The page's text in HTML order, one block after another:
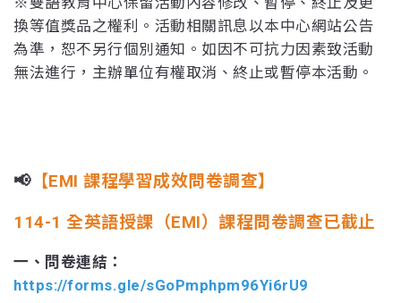
換等值獎品之權利。活動相關訊息以本中心網站公告
為準，恕不另行個別通知。如因不可抗力因素致活動
無法進行，主辦單位有權取消、終止或暫停本活動。
📢【EMI 課程學習成效問卷調查】
114-1 全英語授課（EMI）課程問卷調查已截止
一、問卷連結：
https://forms.gle/sGoPmphpm96Yi6rU9